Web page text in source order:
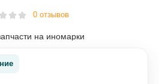
0 отзывов
на иномарки